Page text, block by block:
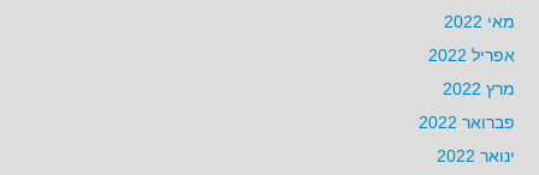
מאי 2022
אפריל 2022
מרץ 2022
פברואר 2022
ינואר 2022